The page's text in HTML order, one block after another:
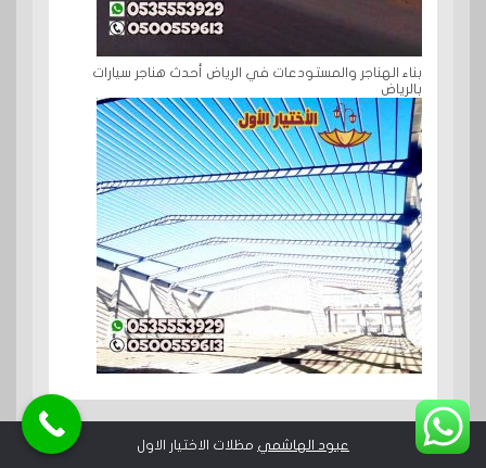
بناء الهناجر والمستودعات في الرياض أحدث هناجر سيارات
بالرياض
عبود الهاشمي مظلات الاختيار الاول